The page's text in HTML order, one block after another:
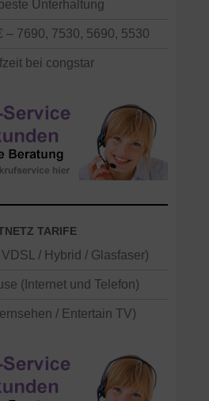
Unterhaltung
– 7690, 7530, 5690, 5530
bei congstar
TARIFE
/ Hybrid / Glasfaser)
(Internet und Telefon)
/ Entertain TV)